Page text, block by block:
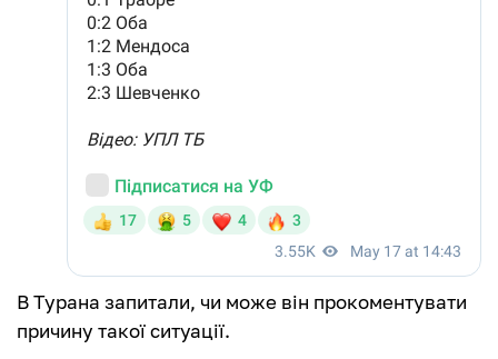
В Турана запитали, чи може він прокоментувати
причину такої ситуації.